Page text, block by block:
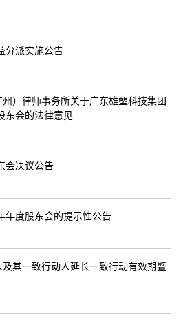
分派实施公告
）律师事务所关于广东雄塑科技集团
东会的法律意见
会决议公告
年度股东会的提示性公告
其一致行动人延长一致行动有效期暨